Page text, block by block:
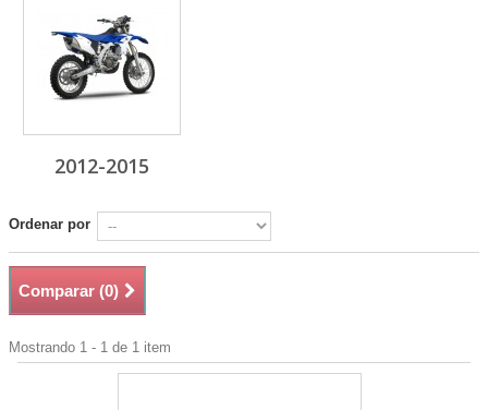
2012-2015
Ordenar por
Comparar (0)
Mostrando 1 - 1 de 1 item